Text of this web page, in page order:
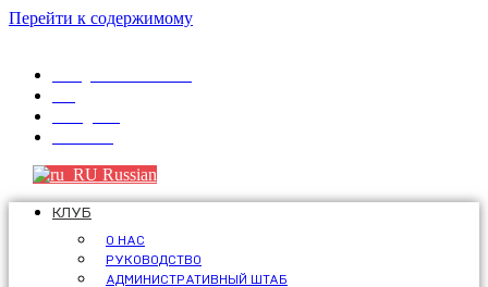
Перейти к содержимому
Russian
КЛУБ
О НАС
РУКОВОДСТВО
АДМИНИСТРАТИВНЫЙ ШТАБ